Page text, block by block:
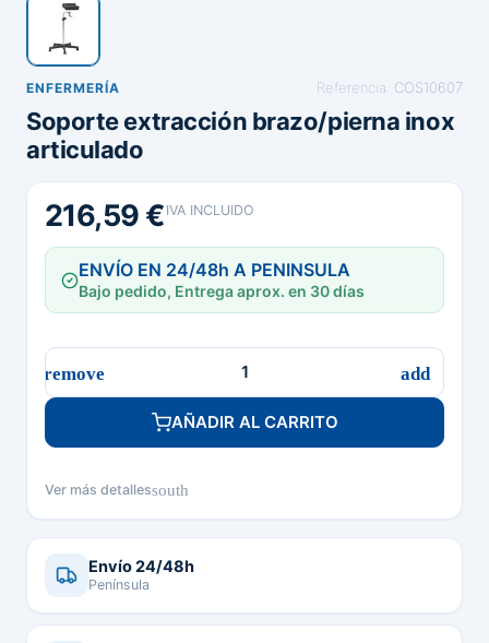
ENFERMERÍA Referencia: COS10607
Soporte extracción brazo/pierna inox
articulado
216,59 € IVA INCLUIDO
ENVÍO EN 24/48h A PENINSULA
Bajo pedido, Entrega aprox. en 30 días
AÑADIR AL CARRITO
Ver más detallessouth
Envío 24/48h
Península